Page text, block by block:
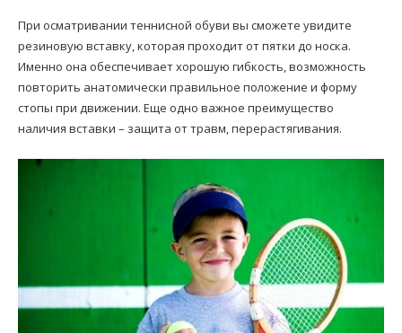
При осматривании теннисной обуви вы сможете увидите
резиновую вставку, которая проходит от пятки до носка.
Именно она обеспечивает хорошую гибкость, возможность
повторить анатомически правильное положение и форму
стопы при движении. Еще одно важное преимущество
наличия вставки – защита от травм, перерастягивания.